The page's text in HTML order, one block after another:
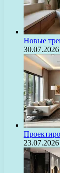
Новые
30.07.2026
23.07.2026